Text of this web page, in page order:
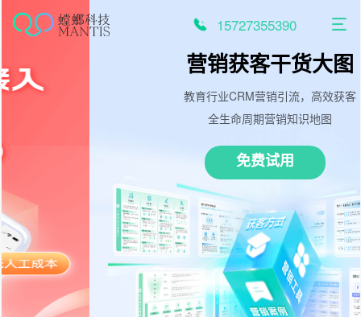
15727355390
营销获客干货大图
教育行业CRM营销引流，高效获客
全生命周期营销知识地图
免费试用